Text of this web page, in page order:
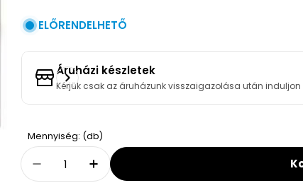
Open media 1 in modal
ELŐRENDELHETŐ
Áruházi készletek
Kérjük csak az áruházunk visszaigazolása után induljon
Mennyiség: (db)
Decrease Quantity For LEHEL Viking
Increase Quantity For LEHEL